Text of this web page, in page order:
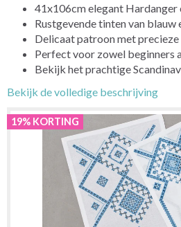
41x106cm elegant Hardanger
Rustgevende tinten van blauw
Delicaat patroon met precieze
Perfect voor zowel beginners
Bekijk het prachtige
Bekijk de volledige beschrijving
19% KORTING